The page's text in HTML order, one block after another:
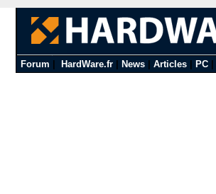
Forum HardWare.fr| News| Articles| PC|